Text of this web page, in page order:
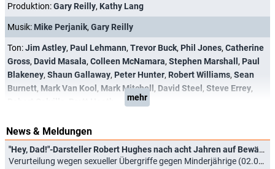
Produktion:Gary Reilly, Kathy Lang
Musik: Mike Perjanik, Gary Reilly
Ton:Jim Astley, Paul Lehmann, Trevor Buck, Phil Jones, Catherine
Gross, David Masala, Colleen McNamara, Stephen Marshall, Paul
Blakeney, Shaun Gallaway, Peter Hunter, Robert Williams, Sean
Burnett, Mark Van Kool, Mark Mitchell, David Steel, Steve Errey,
mehr
News & Meldungen
"Hey, Dad!"-Darsteller Robert Hughes nach acht Jahren auf Bewährung frei
Verurteilung wegen sexueller Übergriffe gegen Minderjährige (02.06.2022)